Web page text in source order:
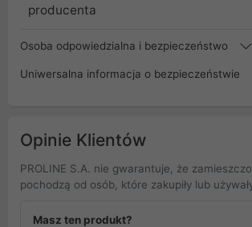
producenta
Osoba odpowiedzialna i bezpieczeństwo
Uniwersalna informacja o bezpieczeństwie
Opinie Klientów
PROLINE S.A. nie gwarantuje, że
pochodzą od osób, które zakupiły lub
Masz ten produkt?